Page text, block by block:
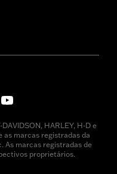
HARLEY, H-D e
as marcas registradas da
As marcas registradas de
proprietários.